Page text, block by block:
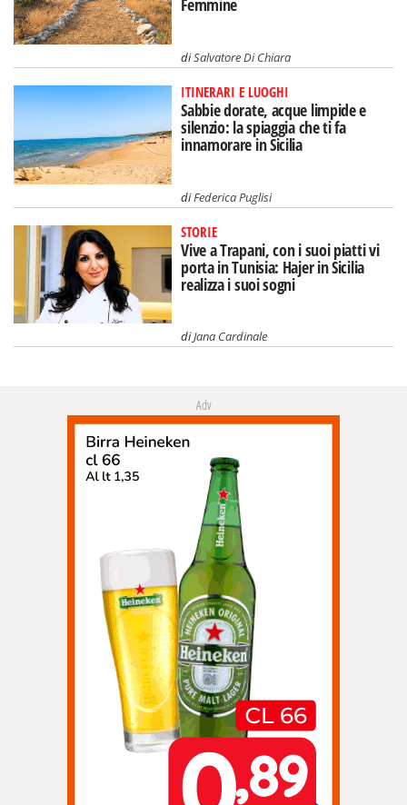
Femmine
diSalvatore Di Chiara
ITINERARI E LUOGHI
Sabbie dorate, acque limpide e
silenzio: la spiaggia che ti fa
innamorare in Sicilia
diFederica Puglisi
STORIE
Vive a Trapani, con i suoi piatti vi
porta in Tunisia: Hajer in Sicilia
realizza i suoi sogni
diJana Cardinale
Adv